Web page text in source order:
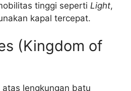
tinggi seperti Light,
kapal tercepat.
(Kingdom of
lengkungan batu